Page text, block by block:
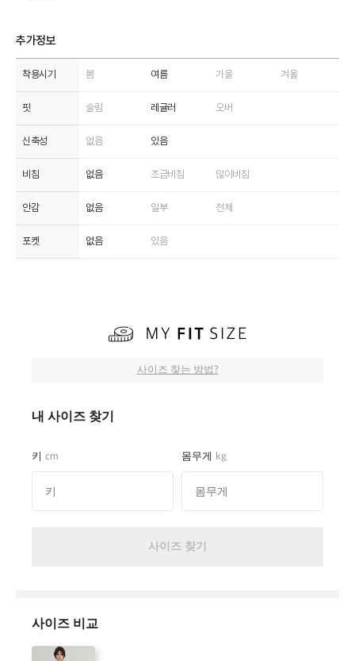
추가정보
착용시기 봄 여름 가을 겨울
핏 슬림 레귤러 오버
신축성 없음 있음
비침 없음 조금비침 많이비침
안감 없음 일부 전체
포켓 없음 있음